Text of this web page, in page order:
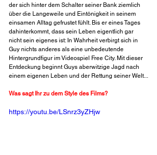
der sich hinter dem Schalter seiner Bank ziemlich
über die Langeweile und Eintönigkeit in seinem
einsamen Alltag gefrustet fühlt. Bis er eines Tages
dahinterkommt, dass sein Leben eigentlich gar
nicht sein eigenes ist: In Wahrheit verbirgt sich in
Guy nichts anderes als eine unbedeutende
Hintergrundfigur im Videospiel Free City. Mit dieser
Entdeckung beginnt Guys aberwitzige Jagd nach
einem eigenen Leben und der Rettung seiner Welt...
Was sagt Ihr zu dem Style des Films?
https://youtu.be/LSnrz3yZHjw